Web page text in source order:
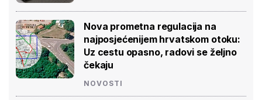
Nova prometna regulacija na
najposjećenijem hrvatskom otoku:
Uz cestu opasno, radovi se željno
čekaju
NOVOSTI